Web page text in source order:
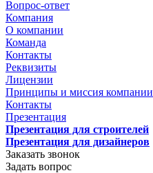
Вопрос-ответ
Компания
О компании
Команда
Контакты
Реквизиты
Лицензии
Принципы и миссия компании
Контакты
Презентация
Презентация для строителей
Презентация для дизайнеров
Заказать звонок
Задать вопрос